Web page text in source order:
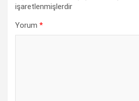
işaretlenmişlerdir
Yorum *